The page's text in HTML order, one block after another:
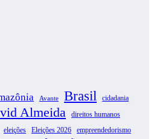
Avante Brasil cidadania
Almeida direitos humanos
eleições Eleições 2026 empreendedorismo